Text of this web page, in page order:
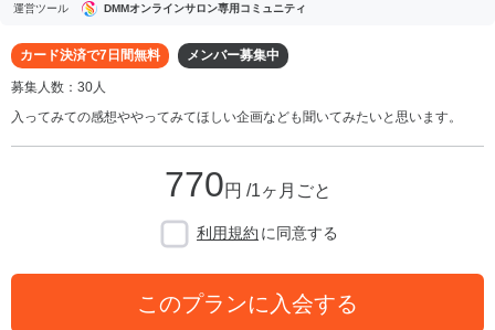
運営ツール DMMオンラインサロン専用コミュニティ
メンバー募集中
カード決済で7日間無料
募集人数：30人
入ってみての感想ややってみてほしい企画なども聞いてみたいと思います。
770円 /1ヶ月ごと
利用規約 に同意する
このプランに入会する